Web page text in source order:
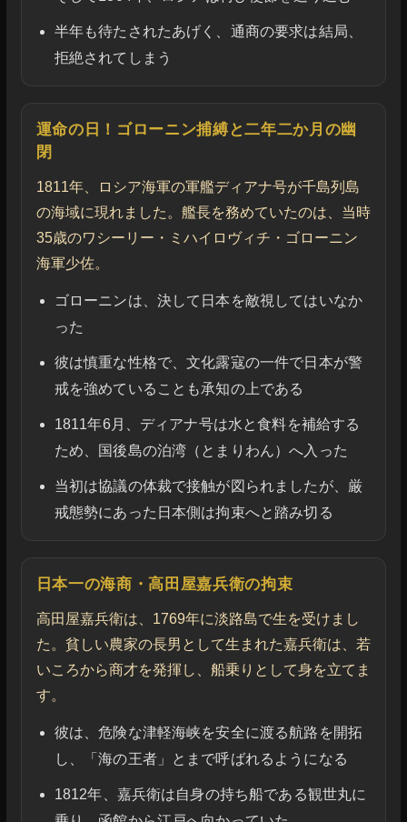
半年も待たされたあげく、通商の要求は結局、
拒絶されてしまう
運命の日！ゴローニン捕縛と二年二か月の幽
閉
1811年、ロシア海軍の軍艦ディアナ号が千島列島
の海域に現れました。艦長を務めていたのは、当時
35歳のワシーリー・ミハイロヴィチ・ゴローニン
海軍少佐。
ゴローニンは、決して日本を敵視してはいなか
った
彼は慎重な性格で、文化露寇の一件で日本が警
戒を強めていることも承知の上である
1811年6月、ディアナ号は水と食料を補給する
ため、国後島の泊湾（とまりわん）へ入った
当初は協議の体裁で接触が図られましたが、厳
戒態勢にあった日本側は拘束へと踏み切る
日本一の海商・高田屋嘉兵衛の拘束
高田屋嘉兵衛は、1769年に淡路島で生を受けまし
た。貧しい農家の長男として生まれた嘉兵衛は、若
いころから商才を発揮し、船乗りとして身を立てま
す。
彼は、危険な津軽海峡を安全に渡る航路を開拓
し、「海の王者」とまで呼ばれるようになる
1812年、嘉兵衛は自身の持ち船である観世丸に